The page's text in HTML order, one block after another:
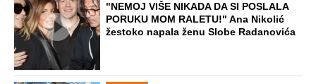
"NEMOJ VIŠE NIKADA DA SI POSLALA
PORUKU MOM RALETU!" Ana Nikolić
žestoko napala ženu Slobe Radanovića